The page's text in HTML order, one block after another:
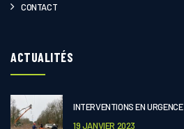
CONTACT
ACTUALITÉS
INTERVENTIONS EN URGENCE
19 JANVIER 2023